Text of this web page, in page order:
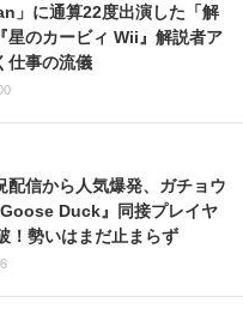
」に通算22度出演した「解
のカービィ Wii』解説者ア
仕事の流儀
配信から人気爆発、ガチョウ
Duck』同接プレイヤ
！勢いはまだ止まらず